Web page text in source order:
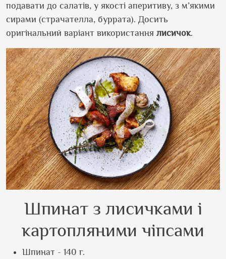
подавати до салатів, у якості аперитиву, з м’якими
сирами (страчателла, буррата). Досить
оригінальний варіант використання лисичок.
Шпинат з лисичками і
картопляними чіпсами
Шпинат - 140 г.